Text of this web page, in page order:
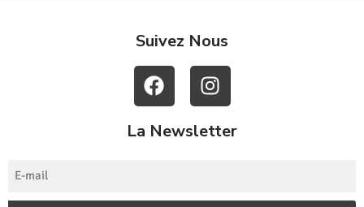
Suivez Nous
La Newsletter